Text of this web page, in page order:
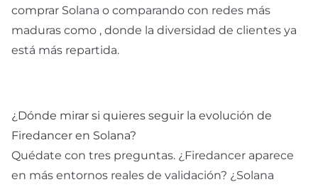
comprar Solana o comparando con redes más
maduras como , donde la diversidad de clientes ya
está más repartida.
¿Dónde mirar si quieres seguir la evolución de
Firedancer en Solana?
Quédate con tres preguntas. ¿Firedancer aparece
en más entornos reales de validación? ¿Solana